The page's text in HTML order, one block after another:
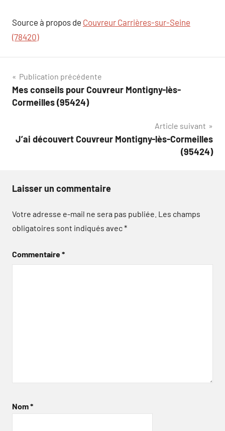
Source à propos de Couvreur Carrières-sur-Seine
(78420)
Navigation
de
Publication précédente
Mes conseils pour Couvreur Montigny-lès-
Cormeilles (95424)
Article suivant
J’ai découvert Couvreur Montigny-lès-Cormeilles
(95424)
Laisser un commentaire
Votre adresse e-mail ne sera pas publiée. Les champs
obligatoires sont indiqués avec*
Commentaire*
Nom*